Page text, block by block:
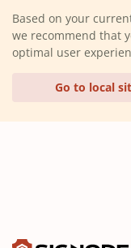
Based on your
we recommend that
optimal user
Go to local